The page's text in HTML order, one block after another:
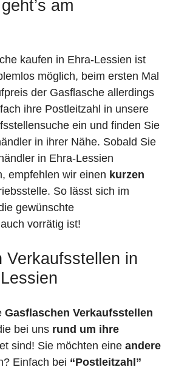
am
kaufen in Ehra-Lessien ist
möglich, beim ersten Mal
der Gasflasche allerdings
ihre Postleitzahl in unsere
ein und finden Sie
in ihrer Nähe. Sobald Sie
in Ehra-Lessien
empfehlen wir einen kurzen
So lässt sich im
gewünschte
vorrätig ist!
Verkaufsstellen in
Gasflaschen Verkaufsstellen
bei uns rund um ihre
sind! Sie möchten eine andere
Einfach bei “Postleitzahl”